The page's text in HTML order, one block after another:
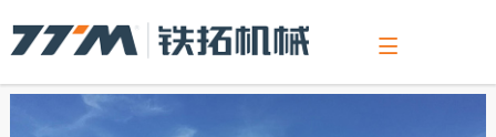
关于我们
公司介绍
新闻中心
公司新闻
产品介绍
沥青混合料搅拌设备
沥青混合料搅拌设备
LBE系列
沥青厂拌热再生设备
TS系列（一体式）
连续式沥青混合料搅拌设备
连续式沥青混合料搅拌设备
VS系列骨料整形制砂设备
VS-1545整形设备
RAP破碎筛分设备
RAP辊式破碎筛分设备
销售服务
服务介绍
客户支持
在线留言
人力资源
职位招聘
展会活动
精彩资讯
